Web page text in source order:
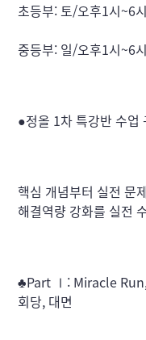
초등부: 토/오후1시~6
중등부: 일/오후1시~6
●정올 1차 특강반 수업
핵심 개념부터 실전 문
해결역량 강화를 실전
♣Part Ⅰ: Miracle
회당, 대면